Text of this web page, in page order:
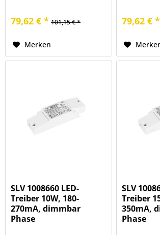
79,62 € * 101,15 € *
Merken
79,62 € *
SLV 1008660 LED-
Treiber 10W, 180-
270mA, dimmbar
Phase
SLV
Treiber
350mA,
Phase